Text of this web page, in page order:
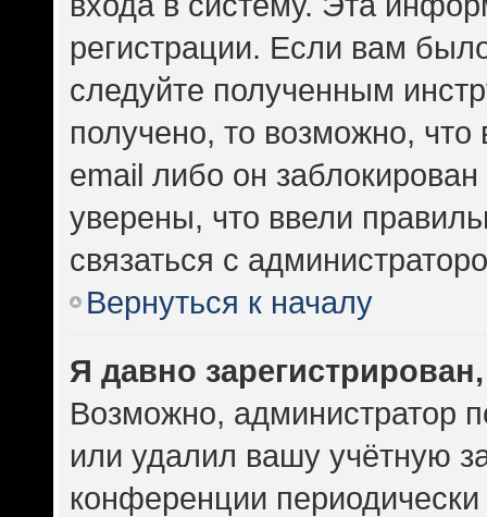
регистрации. Если вам
следуйте полученным
получено, то возможно,
email либо он
уверены, что ввели
связаться с
Вернуться к началу
Я давно
Возможно, администратор
или удалил вашу учётную
конференции